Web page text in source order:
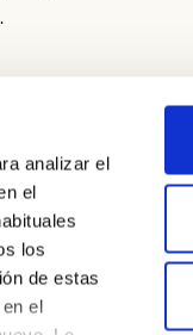
analizar el
el
los
de estas
el